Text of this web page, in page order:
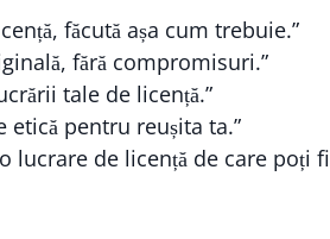
făcută așa cum trebuie.”
fără compromisuri.”
tale de licență.”
etică pentru reușita ta.”
lucrare de licență de care poți fi